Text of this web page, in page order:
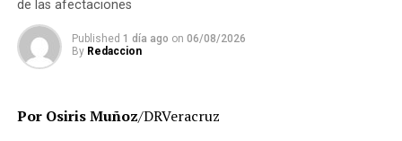
trabajadores que, hasta el momento, no han podido ser
localizados para efectos de la verificación
Autoridades educativas señalaron que estas acciones
de las afectaciones
Published 1 día ago on 06/08/2026
By Redaccion
Por Osiris Muñoz/DRVeracruz